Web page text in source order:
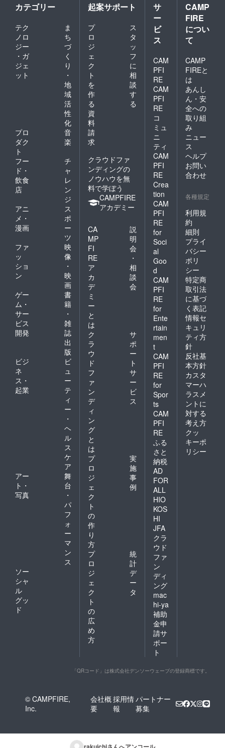
カテゴリー
テク
ノロ
ジー
・ガ
ジェ
ット
ま
ち
づ
く
り
・
地
域
活
性
化
プロ
ダク
ト
音
楽
フー
ド・
飲食
店
チ
ャ
レ
ン
ジ
アニ
メ・
漫画
ス
ポ
ー
ツ
ファ
ッ
ショ
ン
映
像
・
映
画
ゲー
ム・
サー
ビス
開発
書
籍
・
雑
誌
出
版
ビジ
ネ
ス・
起業
ビ
ュ
ー
テ
ィ
ー
・
ヘ
ル
ス
ケ
ア
アー
ト・
写真
舞
台
・
パ
フ
ォ
ー
マ
ン
ス
ソー
シャ
ル
グッ
ド
起案サポート
プ
ロ
ジ
ェ
ク
ト
を
作
る
ス
タ
ッ
フ
に
相
談
す
る
資
料
請
求
クラウドファ
ンディングの
ノウハウを無
料で学ぼう
CAMPFIRE
アカデミー
CA
MP
FI
RE
ア
カ
デ
ミ
ー
と
は
説
明
会
・
相
談
会
ク
ラ
ウ
ド
フ
ァ
ン
デ
ィ
ン
グ
と
は
サ
ポ
ー
ト
サ
ー
ビ
ス
プ
ロ
ジ
ェ
ク
ト
の
作
り
方
実
施
事
例
プ
ロ
ジ
ェ
ク
ト
の
広
め
方
統
計
デ
ー
タ
サ
ー
ビ
ス
CAM
PFI
RE
CAM
PFI
RE
コ
ミュ
ニ
ティ
CAM
PFI
RE
Crea
tion
CAM
PFI
RE
for
Soci
al
Goo
d
CAM
PFI
RE
for
Ente
rtain
men
t
CAM
PFI
RE
for
Spor
ts
CAM
PFI
RE
ふる
さと
納税
AD
FOR
ALL
HIO
KOS
HI
JFA
クラ
ウド
ファ
ン
ディ
ング
mac
hi-ya
補助
金申
請サ
ポー
ト
CAMP
FIRE
につい
て
CAMP
FIREと
は
あんし
ん・安
全への
取り組
み
ニュー
ス
ヘルプ
お問い
合わせ
各種規定
利用規
約
細則
プライ
バシー
ポリ
シー
特定商
取引法
に基づ
く表記
情報セ
キュリ
ティ方
針
反社基
本方針
カスタ
マーハ
ラスメ
ントに
対する
考え方
クッ
キーポ
リシー
「QRコード」は株式会社デンソーウェーブの登録商標です。
© CAMPFIRE,
Inc.
会社概
要
採用情
報
パートナー
募集